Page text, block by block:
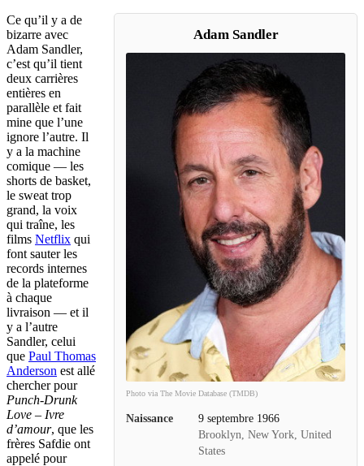
Adam Sandler
Photo via The Movie Database (TMDB)
Naissance
9 septembre 1966
Brooklyn, New York, United
States
Ce qu’il y a de
bizarre avec
Adam Sandler,
c’est qu’il tient
deux carrières
entières en
parallèle et fait
mine que l’une
ignore l’autre. Il
y a la machine
comique — les
shorts de basket,
le sweat trop
grand, la voix
qui traîne, les
films Netflix qui
font sauter les
records internes
de la plateforme
à chaque
livraison — et il
y a l’autre
Sandler, celui
que Paul Thomas
Anderson est allé
chercher pour
Punch-Drunk
Love – Ivre
d’amour, que les
frères Safdie ont
appelé pour